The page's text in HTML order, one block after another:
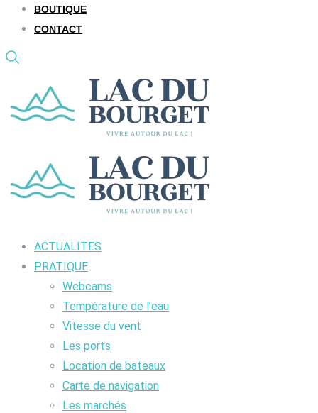
BOUTIQUE
CONTACT
ACTUALITES
PRATIQUE
Webcams
Température de l’eau
Vitesse du vent
Les ports
Location de bateaux
Carte de navigation
Les marchés